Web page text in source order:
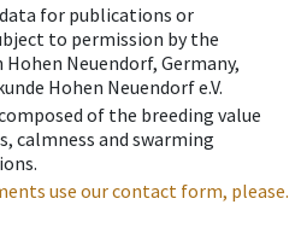
for publications or
to permission by the
Neuendorf, Germany,
Hohen Neuendorf e.V.
of the breeding value
calmness and swarming
use our contact form, please.